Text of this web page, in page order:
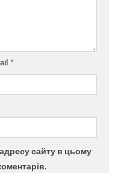
*
сайту в цьому